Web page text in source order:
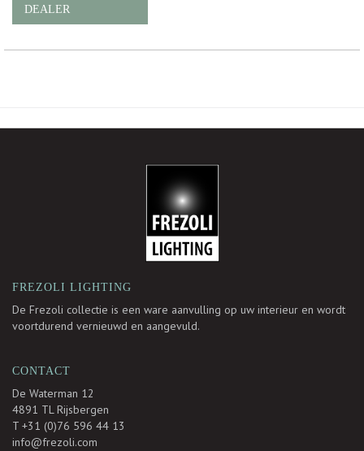
DEALER
FREZOLI LIGHTING
De Frezoli collectie is een ware aanvulling op uw interieur en wordt
voortdurend vernieuwd en aangevuld.
CONTACT
De Waterman 12
4891 TL Rijsbergen
T +31 (0)76 596 44 13
info@frezoli.com